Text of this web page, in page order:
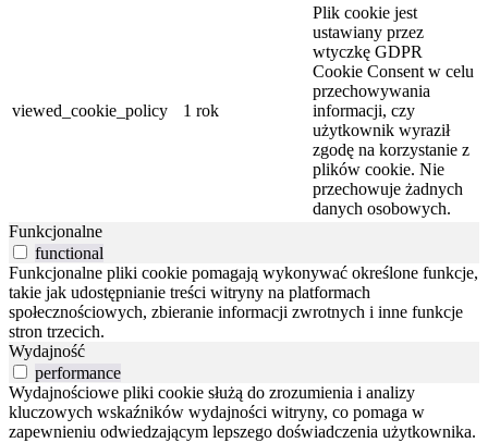
viewed_cookie_policy 1 rok
Plik cookie jest
ustawiany przez
wtyczkę GDPR
Cookie Consent w celu
przechowywania
informacji, czy
użytkownik wyraził
zgodę na korzystanie z
plików cookie. Nie
przechowuje żadnych
danych osobowych.
Funkcjonalne
functional
Funkcjonalne pliki cookie pomagają wykonywać określone funkcje,
takie jak udostępnianie treści witryny na platformach
społecznościowych, zbieranie informacji zwrotnych i inne funkcje
stron trzecich.
Wydajność
performance
Wydajnościowe pliki cookie służą do zrozumienia i analizy
kluczowych wskaźników wydajności witryny, co pomaga w
zapewnieniu odwiedzającym lepszego doświadczenia użytkownika.